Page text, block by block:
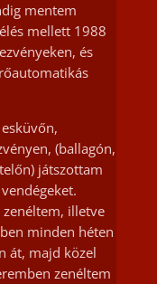
mentem
mellett 1988
és
(ballagón,
játszottam
illetve
minden héten
át, majd közel
zenéltem